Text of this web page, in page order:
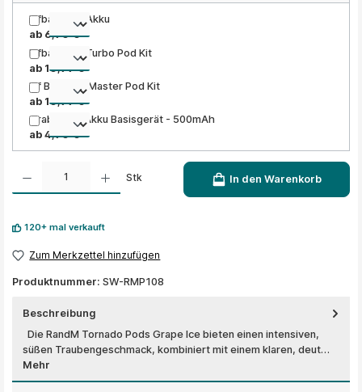
Elfbar ELFA Akku
ab 6,90 €
Elfbar ELFA Turbo Pod Kit
ab 10,99 €
Elf Bar ELFA Master Pod Kit
ab 10,99 €
Grabit Nex Akku Basisgerät - 500mAh
ab 4,90 €
Produkt Anzahl: Gib den gewünschten Wert ein oder benutze die Schaltflächen um die
Stk In den Warenkorb
120+ mal verkauft
Zum Merkzettel hinzufügen
Produktnummer: SW-RMP108
Beschreibung
Die RandM Tornado Pods Grape Ice bieten einen intensiven,
süßen Traubengeschmack, kombiniert mit einem klaren, deut…
Mehr